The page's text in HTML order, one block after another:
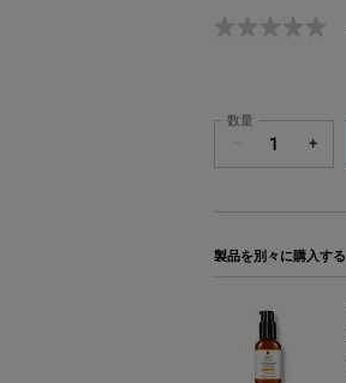
数量
+
製品を別々に購入する